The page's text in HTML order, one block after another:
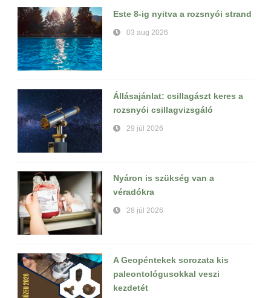
Este 8-ig nyitva a rozsnyói strand
03 aug 2026
Állásajánlat: csillagászt keres a
rozsnyói csillagvizsgáló
29 júl 2026
Nyáron is szükség van a
véradókra
28 júl 2026
A Geopéntekek sorozata kis
paleontológusokkal veszi
kezdetét